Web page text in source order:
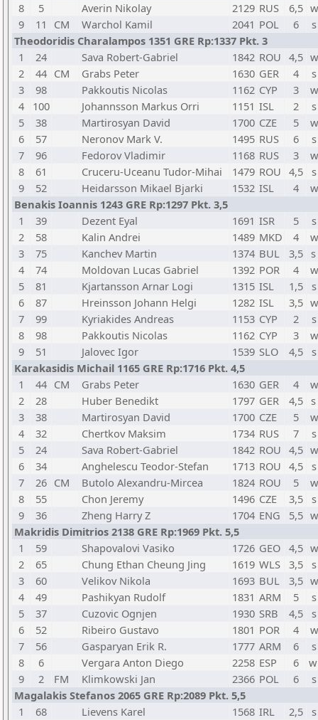
8
5 Averin Nikolay 2129 RUS 6,5
9
11 CM Warchol Kamil 2041 POL 6
Theodoridis Charalampos 1351 GRE Rp:1337 Pkt. 3
1
24 Sava Robert-Gabriel 1842 ROU 4,5
2
44 CM Grabs Peter 1630 GER 4
3
98 Pakkoutis Nicolas 1162 CYP 3
4
100 Johannsson Markus Orri 1151 ISL 2
5
38 Martirosyan David 1700 CZE 5
6
57 Neronov Mark V. 1495 RUS 6
7
96 Fedorov Vladimir 1168 RUS 3
8
61 Cruceru-Uceanu Tudor-Mihai 1479 ROU 4,5
9
52 Heidarsson Mikael Bjarki 1532 ISL 4
Benakis Ioannis 1243 GRE Rp:1297 Pkt. 3,5
1
39 Dezent Eyal 1691 ISR 5
2
58 Kalin Andrei 1489 MKD 4
3
75 Kanchev Martin 1374 BUL 3,5
4
74 Moldovan Lucas Gabriel 1392 POR 4
5
81 Kjartansson Arnar Logi 1315 ISL 1,5
6
87 Hreinsson Johann Helgi 1282 ISL 3,5
7
99 Kyriakides Andreas 1153 CYP 2
8
98 Pakkoutis Nicolas 1162 CYP 3
9
51 Jalovec Igor 1539 SLO 4,5
Karakasidis Michail 1165 GRE Rp:1716 Pkt. 4,5
1
44 CM Grabs Peter 1630 GER 4
2
28 Huber Benedikt 1797 GER 4,5
3
38 Martirosyan David 1700 CZE 5
4
32 Chertkov Maksim 1734 RUS 7
5
24 Sava Robert-Gabriel 1842 ROU 4,5
6
34 Anghelescu Teodor-Stefan 1713 ROU 4,5
7
26 CM Butolo Alexandru-Mircea 1824 ROU 5
8
55 Chon Jeremy 1496 CZE 3,5
9
36 Zheng Harry Z 1704 ENG 5,5
Makridis Dimitrios 2138 GRE Rp:1969 Pkt. 5,5
1
59 Shapovalovi Vasiko 1726 GEO 4,5
2
65 Chung Ethan Cheung Jing 1619 WLS 3,5
3
60 Velikov Nikola 1693 BUL 3,5
4
49 Pashikyan Rudolf 1831 ARM 5
5
37 Cuzovic Ognjen 1930 SRB 4,5
6
52 Ribeiro Gustavo 1801 POR 4
7
56 Gasparyan Erik R. 1777 ARM 6
8
6 Vergara Anton Diego 2258 ESP 6
9
2 FM Klimkowski Jan 2366 POL 6
Magalakis Stefanos 2065 GRE Rp:2089 Pkt. 5,5
1
68 Lievens Karel 1568 IRL 2,5